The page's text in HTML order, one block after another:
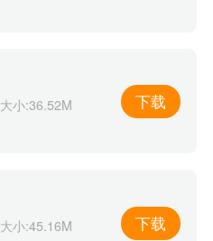
大小:36.52M 下载
大小:45.16M 下载